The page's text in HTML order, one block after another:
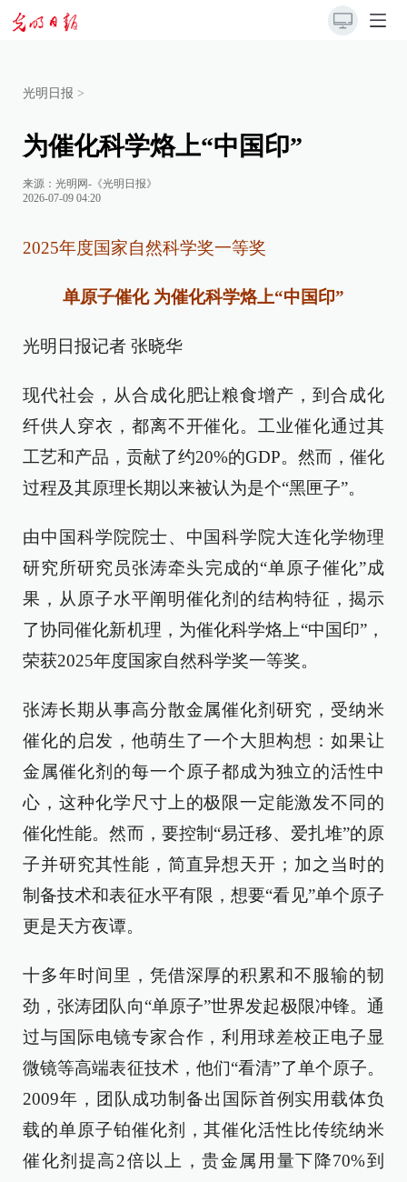
光明日报 >
为催化科学烙上“中国印”
来源： 光明网-《光明日报》
2026-07-09 04:20
2025年度国家自然科学奖一等奖
单原子催化 为催化科学烙上“中国印”
光明日报记者 张晓华
现代社会，从合成化肥让粮食增产，到合成化
纤供人穿衣，都离不开催化。工业催化通过其
工艺和产品，贡献了约20%的GDP。然而，催化
过程及其原理长期以来被认为是个“黑匣子”。
由中国科学院院士、中国科学院大连化学物理
研究所研究员张涛牵头完成的“单原子催化”成
果，从原子水平阐明催化剂的结构特征，揭示
了协同催化新机理，为催化科学烙上“中国印”，
荣获2025年度国家自然科学奖一等奖。
张涛长期从事高分散金属催化剂研究，受纳米
催化的启发，他萌生了一个大胆构想：如果让
金属催化剂的每一个原子都成为独立的活性中
心，这种化学尺寸上的极限一定能激发不同的
催化性能。然而，要控制“易迁移、爱扎堆”的原
子并研究其性能，简直异想天开；加之当时的
制备技术和表征水平有限，想要“看见”单个原子
更是天方夜谭。
十多年时间里，凭借深厚的积累和不服输的韧
劲，张涛团队向“单原子”世界发起极限冲锋。通
过与国际电镜专家合作，利用球差校正电子显
微镜等高端表征技术，他们“看清”了单个原子。
2009年，团队成功制备出国际首例实用载体负
载的单原子铂催化剂，其催化活性比传统纳米
催化剂提高2倍以上，贵金属用量下降70%到